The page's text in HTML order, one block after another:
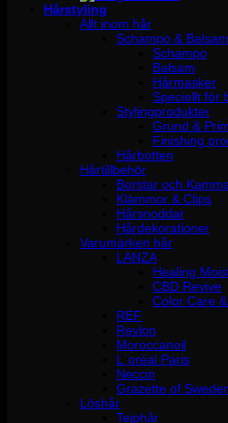
Hårstyling
Allt inom hår
Schampo & Balsam
Schampo
Balsam
Hårmasker
Speciellt för
Stylingprodukter
Grund &
Finishing
Hårbotten
Hårtillbehör
Borstar och
Klämmor & Clips
Hårsnoddar
Hårdekorationer
Varumärken hår
LANZA
Healing
CBD Revive
Color Care
REF
Revlon
Moroccanoil
L´oréal Paris
Neccin
Grazette of
Löshår
Tejphår